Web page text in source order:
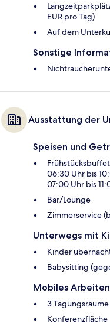
EUR pro Tag)
Auf dem
Sonstige
Ausstattung der
Speisen und
06:30 Uhr bis
07:00 Uhr bis
Bar/Lounge
Zimmerservice
Unterwegs mit
Kinder
Babysitting
Mobiles Arbeiten
3 Tagungsräume
Konferenzfläche